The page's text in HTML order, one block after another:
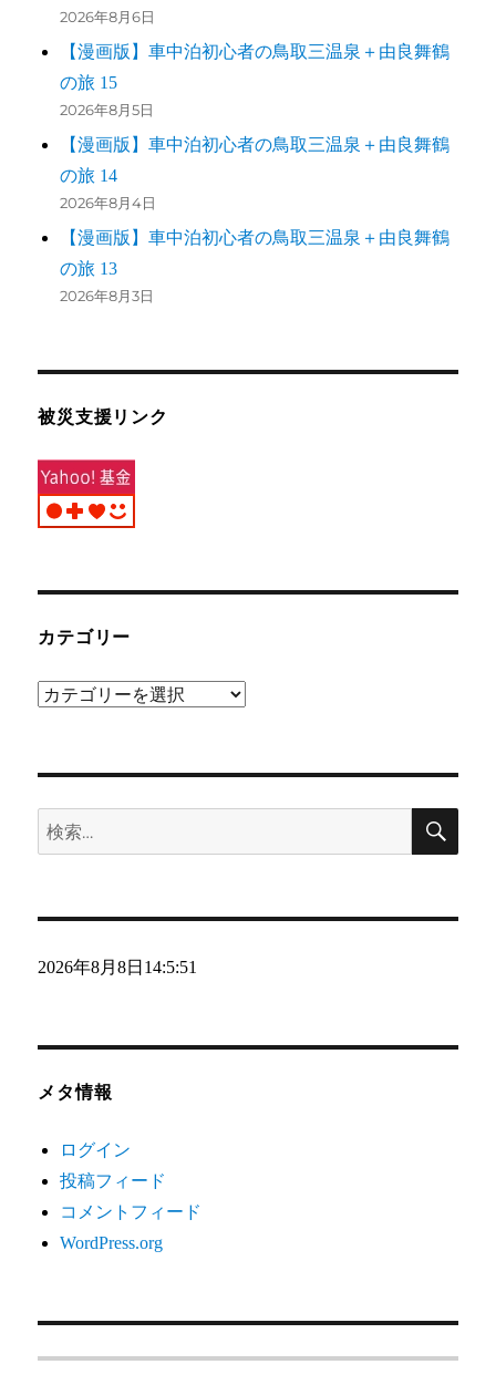
2026年8月6日
【漫画版】車中泊初心者の鳥取三温泉＋由良舞鶴
の旅 15
2026年8月5日
【漫画版】車中泊初心者の鳥取三温泉＋由良舞鶴
の旅 14
2026年8月4日
【漫画版】車中泊初心者の鳥取三温泉＋由良舞鶴
の旅 13
2026年8月3日
被災支援リンク
カテゴリー
カ
検
索:
検
2026年8月8日 14:5:52
メタ情報
ログイン
投稿フィード
コメントフィード
WordPress.org